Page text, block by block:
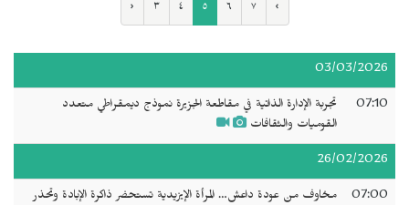
‹ ٣ ٤ ٥ ٦ ٧ ›
03/03/2026
07:10
تجربة الإدارة الذاتية في مقاطعة الجزيرة نموذج ديمقراطي متعدد
القوميات والثقافات
26/02/2026
07:00
مخاوف من عودة داعش… المرأة الإيزيدية تستحضر ذاكرة الإبادة وتحذر